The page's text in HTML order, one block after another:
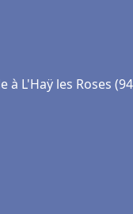
L'Haÿ les Roses